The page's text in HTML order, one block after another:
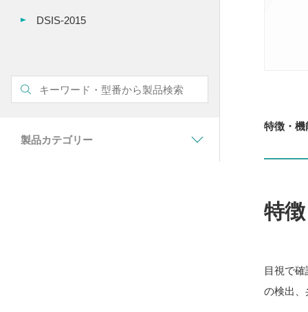
DSIS-2015
製品カテゴリー
特徴・機
特
目視で
の検出、